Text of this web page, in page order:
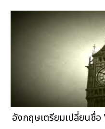
อังกฤษเตรียมเปลี่ยนชื่